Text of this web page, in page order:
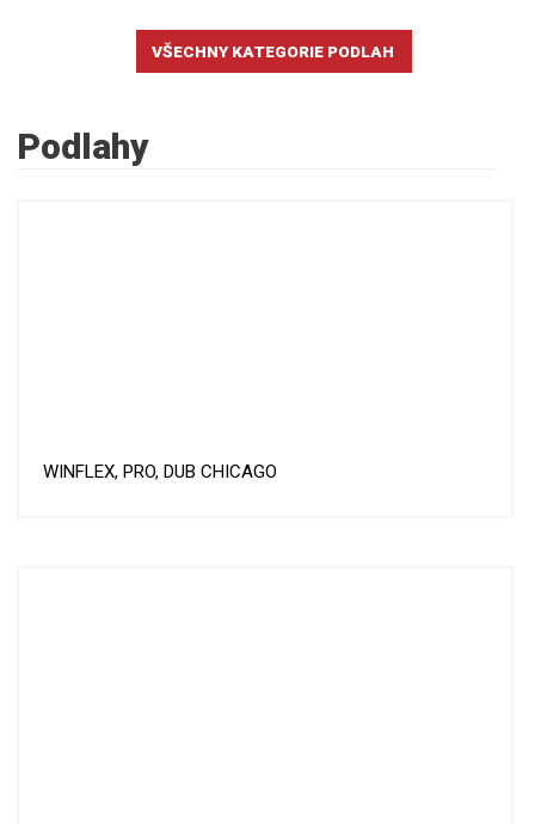
VŠECHNY KATEGORIE PODLAH
Podlahy
WINFLEX, PRO, DUB CHICAGO